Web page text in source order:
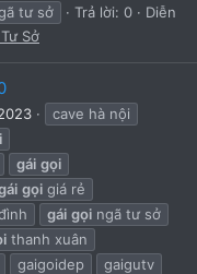
tư sở Trả lời: 0
Diễn
Sở
cave hà nội
gái gọi
gọi giá rẻ
gái gọi ngã tư sở
thanh xuân
gaigoidep
gaigutv